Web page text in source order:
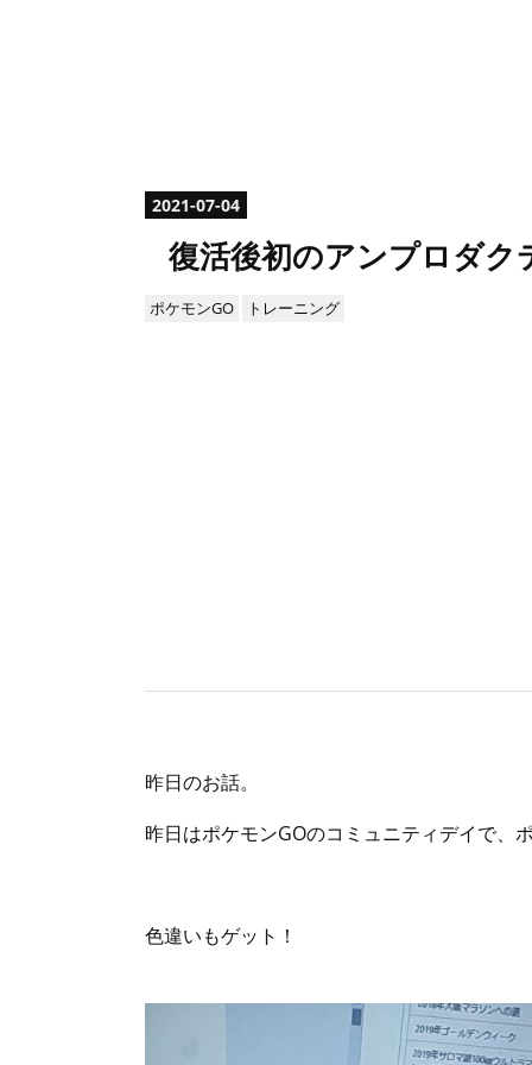
2021-07-04
復活後初のアンプロダク
ポケモンGO トレーニング
昨日のお話。
昨日はポケモンGOのコミュニティデイで、
色違いもゲット！